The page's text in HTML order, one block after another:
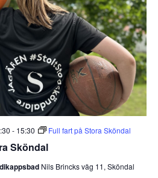
Sköndal
- 15:30 Full fart på Stora Sköndal
Nils Brincks väg 11, Sköndal